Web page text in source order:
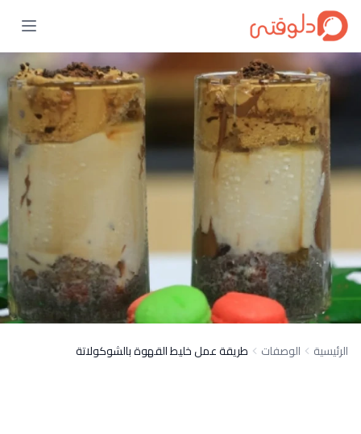
الرئيسية الوصفات طريقة عمل خليط القهوة بالشوكولاتة